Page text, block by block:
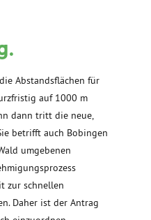
Abstandsflächen für
auf 1000 m
dann tritt die neue,
betrifft auch Bobingen
umgebenen
zur schnellen
Daher ist der Antrag